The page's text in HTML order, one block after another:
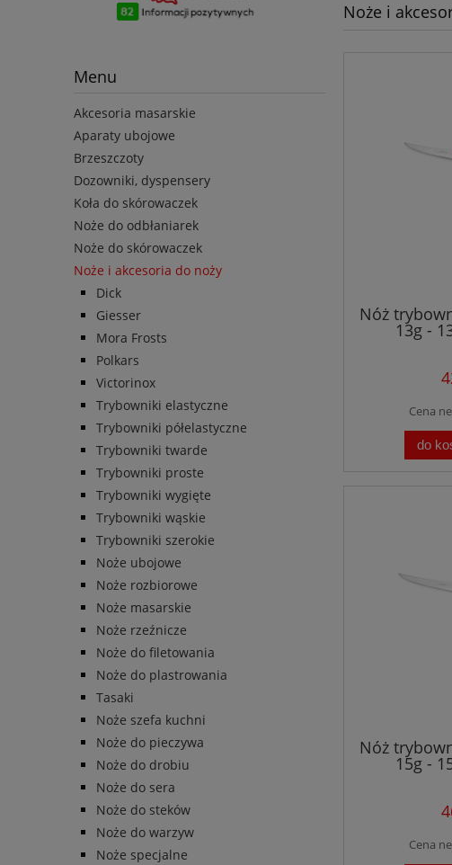
Menu
Akcesoria masarskie
Aparaty ubojowe
Brzeszczoty
Dozowniki, dyspensery
Koła do skórowaczek
Noże do odbłaniarek
Noże do skórowaczek
Noże i akcesoria do noży
Dick
Giesser
Mora Frosts
Polkars
Victorinox
Trybowniki elastyczne
Trybowniki półelastyczne
Trybowniki twarde
Trybowniki proste
Trybowniki wygięte
Trybowniki wąskie
Trybowniki szerokie
Noże ubojowe
Noże rozbiorowe
Noże masarskie
Noże rzeźnicze
Noże do filetowania
Noże do plastrowania
Tasaki
Noże szefa kuchni
Noże do pieczywa
Noże do drobiu
Noże do sera
Noże do steków
Noże do warzyw
Noże specjalne
Noże i
Nóż
13g -
Cena
do
Nóż
15g -
Cena